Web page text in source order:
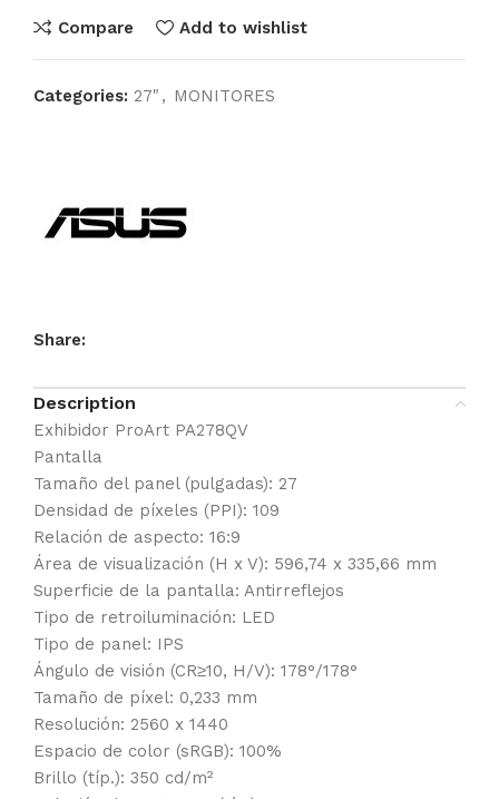
Compare Add to wishlist
Categories: 27" , MONITORES
Share:
Description
Exhibidor ProArt PA278QV
Pantalla
Tamaño del panel (pulgadas): 27
Densidad de píxeles (PPI): 109
Relación de aspecto: 16:9
Área de visualización (H x V): 596,74 x 335,66 mm
Superficie de la pantalla: Antirreflejos
Tipo de retroiluminación: LED
Tipo de panel: IPS
Ángulo de visión (CR≥10, H/V): 178°/178°
Tamaño de píxel: 0,233 mm
Resolución: 2560 x 1440
Espacio de color (sRGB): 100%
Brillo (típ.): 350 cd/m²